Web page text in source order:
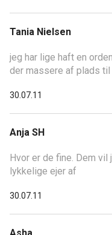
Tania Nielsen
jeg har lige haft en
der massere af plads
30.07.11
Anja SH
Hvor er de fine. Dem
lykkelige ejer af
30.07.11
Asha